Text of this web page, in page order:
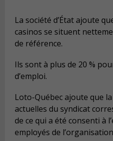
La société d’État ajoute
casinos se situent
de référence.
Ils sont à plus de 20 %
d’emploi.
Loto-Québec ajoute que
actuelles du syndicat
de ce qui a été consenti à
employés de